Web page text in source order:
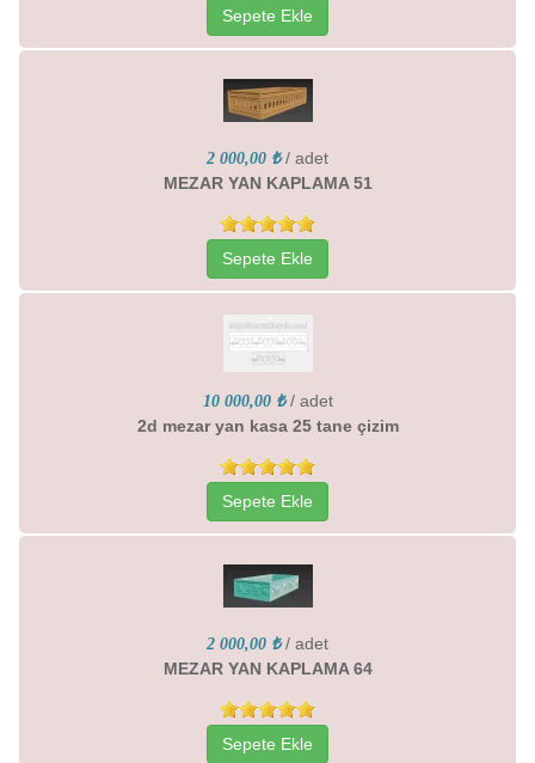
Sepete Ekle
2 000,00 ₺ / adet
MEZAR YAN KAPLAMA 51
Sepete Ekle
10 000,00 ₺ / adet
2d mezar yan kasa 25 tane çizim
Sepete Ekle
2 000,00 ₺ / adet
MEZAR YAN KAPLAMA 64
Sepete Ekle